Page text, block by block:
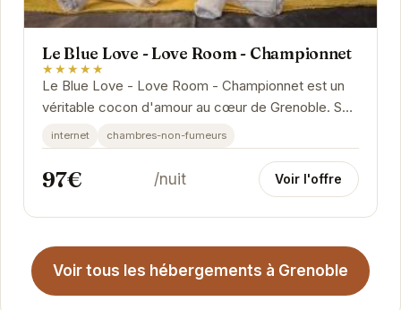
Le Blue Love - Love Room - Championnet
★★★★★
Le Blue Love - Love Room - Championnet est un
véritable cocon d'amour au cœur de Grenoble. Son
atmosphère chaleureuse et ses équipements
modernes...
internet chambres-non-fumeurs
97€ /nuit Voir l'offre
Voir tous les hébergements à Grenoble